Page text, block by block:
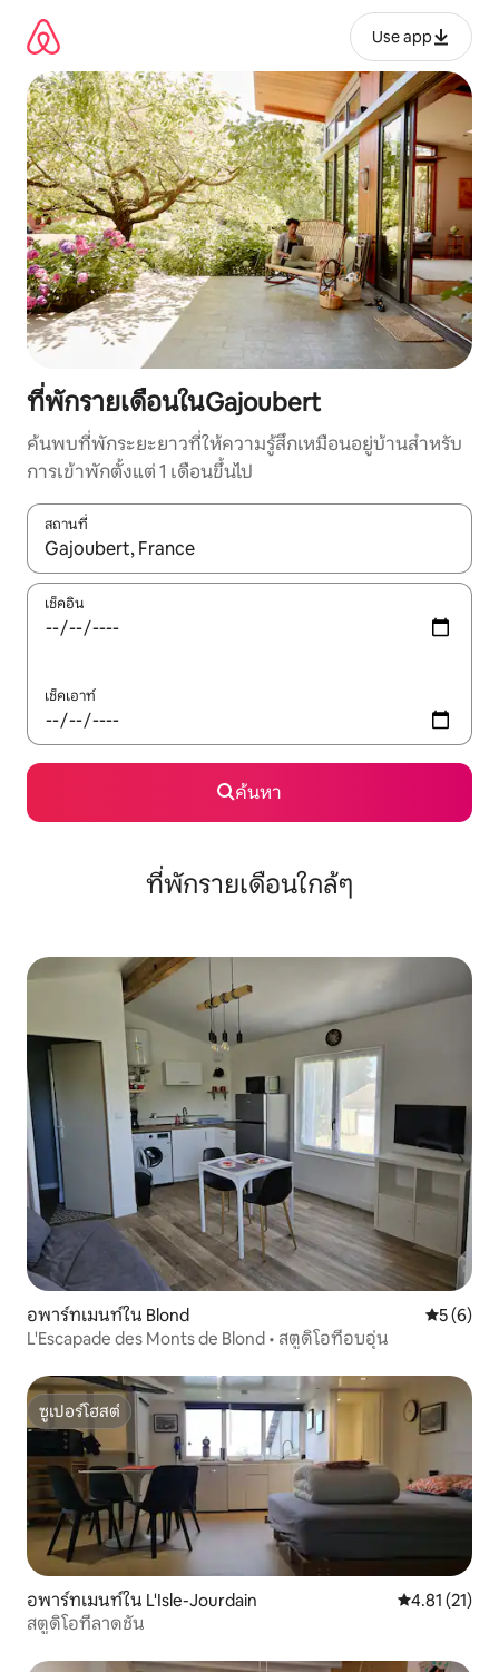
เนื้อหา
Use app
ที่พักรายเดือนในGajoubert
ค้นพบที่พักระยะยาวที่ให้ความรู้สึกเหมือนอยู่บ้านสำหรับ
การเข้าพักตั้งแต่ 1 เดือนขึ้นไป
สถานที่
ใช้ลูกศรขึ้นลง หรือใช้การสัมผัสหรือปัด เพื่อสำรวจผลการค้นหา
เช็คอิน
เช็คเอาท์
ค้นหา
ที่พักรายเดือนใกล้ๆ
อพาร์ทเมนท์ใน Blond คะแนนเฉ
5 (6)
L'Escapade des Monts de Blond • สตูดิโอที่อบอุ่น
ซูเปอร์โฮสต์
ซูเปอร์โฮสต์
อพาร์ทเมนท์ใน L'Isle-Jourdain คะแนนเฉลี่ย
4.81 (21)
สตูดิโอที่ลาดชัน